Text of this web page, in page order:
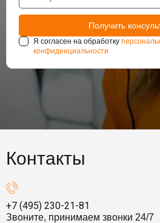
Я согласен на обработку
конфиденциальности
Контакты
+7 (495) 230-21-81
Звоните, принимаем звонки 24/7